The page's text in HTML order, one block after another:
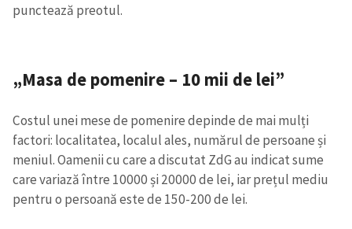
punctează preotul.
„Masa de pomenire – 10 mii de lei”
Costul unei mese de pomenire depinde de mai mulți
factori: localitatea, localul ales, numărul de persoane și
meniul. Oamenii cu care a discutat ZdG au indicat sume
care variază între 10000 și 20000 de lei, iar prețul mediu
pentru o persoană este de 150-200 de lei.